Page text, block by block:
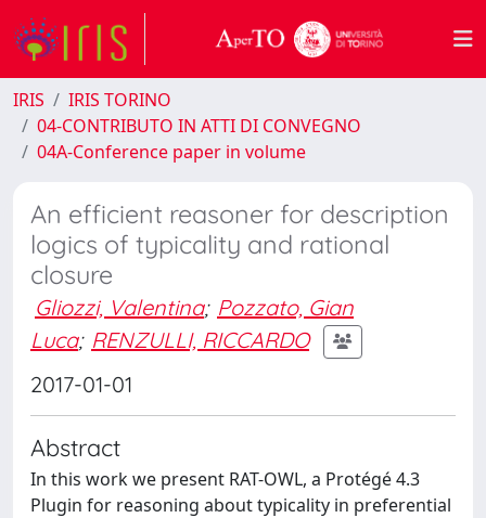
IRIS
IRIS TORINO
04-CONTRIBUTO IN ATTI DI CONVEGNO
04A-Conference paper in volume
An efficient reasoner for description
logics of typicality and rational
closure
Gliozzi, Valentina; Pozzato, Gian
Luca; RENZULLI, RICCARDO
2017-01-01
Abstract
In this work we present RAT-OWL, a Protégé 4.3
Plugin for reasoning about typicality in preferential